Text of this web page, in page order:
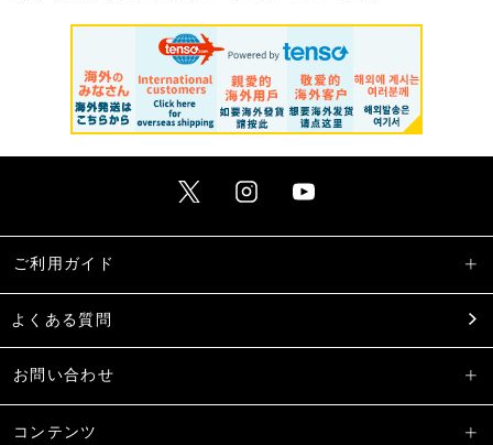
ご利用ガイド
よくある質問
お問い合わせ
コンテンツ